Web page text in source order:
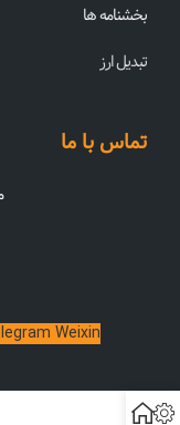
بخشنامه ها
تبدیل ارز
تماس با ما
Weixin